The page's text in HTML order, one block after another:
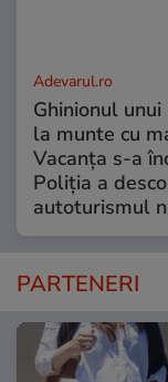
Adevarul.ro
Ghinionul
la munte cu
Vacanța s-a
Poliția a
autoturismul
PARTENERI